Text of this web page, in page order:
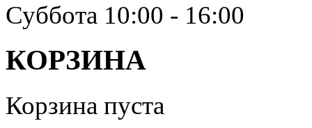
Суббота 10:00 - 16:00
КОРЗИНА
Корзина пуста